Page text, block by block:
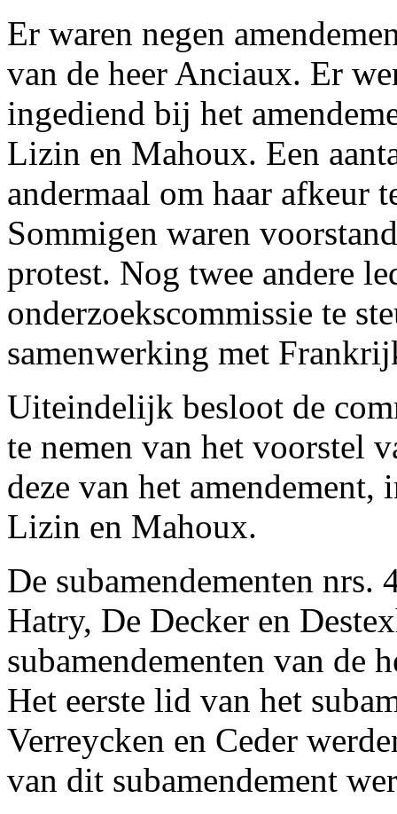
Er waren negen
van de heer Anciaux. Er
ingediend bij het
Lizin en Mahoux. Een
andermaal om haar afkeur
Sommigen waren
protest. Nog twee andere
onderzoekscommissie te
samenwerking met
Uiteindelijk besloot de
te nemen van het voorstel
deze van het
Lizin en Mahoux.
De subamendementen
Hatry, De Decker en
subamendementen van de
Het eerste lid van het
Verreycken en Ceder
van dit subamendement